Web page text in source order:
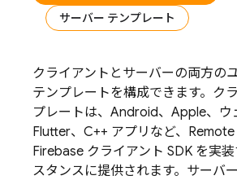
サーバー テンプレート
クライアントとサーバーの両方の
テンプレートを構成できます。ク
プレートは、Android、Apple、ウ
Flutter、C++ アプリなど、
Firebase クライアント SDK を実
スタンスに提供されます。サーバ